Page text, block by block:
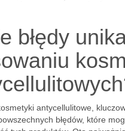
błędy
antycellulitowe,
błędów, które